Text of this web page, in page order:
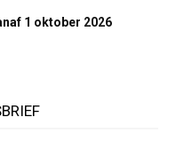
1 oktober 2026